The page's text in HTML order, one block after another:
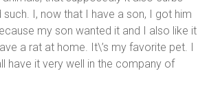
I, now that I have a son, I got him
my son wanted it and I also like it
a rat at home. It\’s my favorite pet. I
have it very well in the company of